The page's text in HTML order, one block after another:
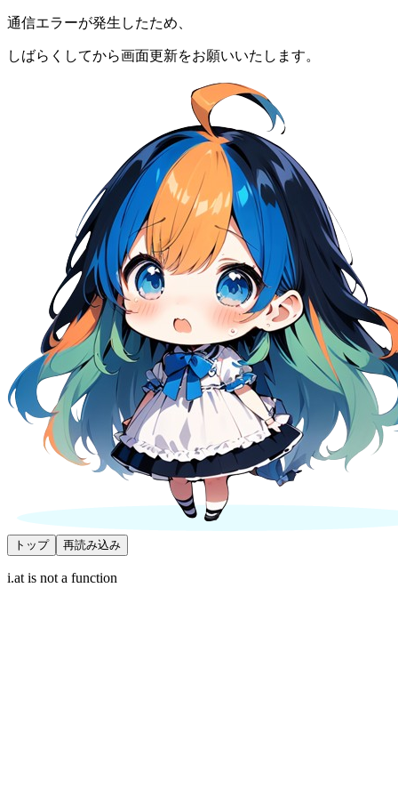
通信エラーが発生したため、
しばらくしてから画面更新をお願いいたします。
トップ 再読み込み
i.at is not a function